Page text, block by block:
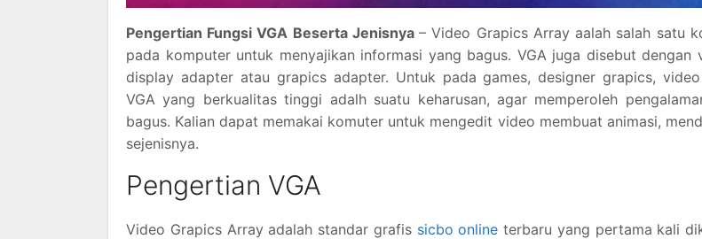
Pengertian Fungsi VGA Beserta Jenisnya– Video Grapics Array aalah salah satu
pada komputer untuk menyajikan informasi yang bagus. VGA juga disebut dengan
display adapter atau grapics adapter. Untuk pada games, designer grapics,
VGA yang berkualitas tinggi adalh suatu keharusan, agar memperoleh
bagus. Kalian dapat memakai komuter untuk mengedit video membuat animasi,
sejenisnya.
Pengertian VGA
Video Grapics Array adalah standar grafis sicbo online terbaru yang pertama kali